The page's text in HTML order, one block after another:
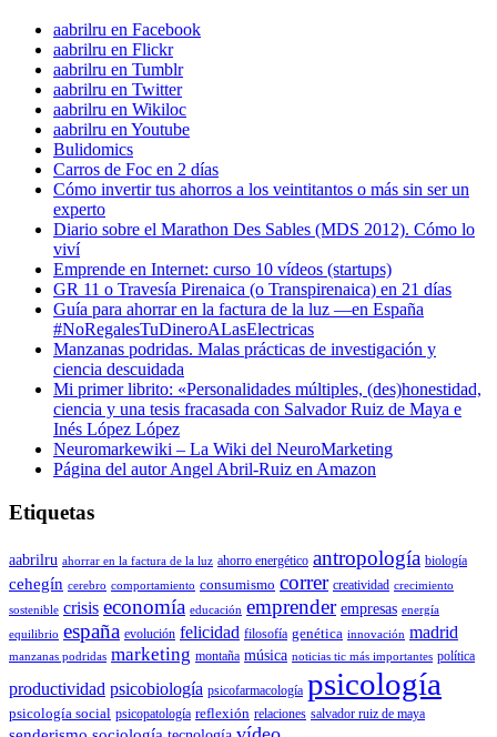
aabrilru en Facebook
aabrilru en Flickr
aabrilru en Tumblr
aabrilru en Twitter
aabrilru en Wikiloc
aabrilru en Youtube
Bulidomics
Carros de Foc en 2 días
Cómo invertir tus ahorros a los veintitantos o más sin ser un
experto
Diario sobre el Marathon Des Sables (MDS 2012). Cómo lo
viví
Emprende en Internet: curso 10 vídeos (startups)
GR 11 o Travesía Pirenaica (o Transpirenaica) en 21 días
Guía para ahorrar en la factura de la luz —en España
#NoRegalesTuDineroALasElectricas
Manzanas podridas. Malas prácticas de investigación y
ciencia descuidada
Mi primer librito: «Personalidades múltiples, (des)honestidad,
ciencia y una tesis fracasada con Salvador Ruiz de Maya e
Inés López López
Neuromarkewiki – La Wiki del NeuroMarketing
Página del autor Angel Abril-Ruiz en Amazon
Etiquetas
aabrilru ahorrar en la factura de la luz ahorro energético antropología biología
cehegín cerebro comportamiento consumismo correr creatividad crecimiento
sostenible crisis economía educación emprender empresas energía
equilibrio españa evolución felicidad filosofía genética innovación madrid
manzanas podridas marketing montaña música noticias tic más importantes política
productividad psicobiología psicofarmacología psicología
psicología social psicopatología reflexión relaciones salvador ruiz de maya